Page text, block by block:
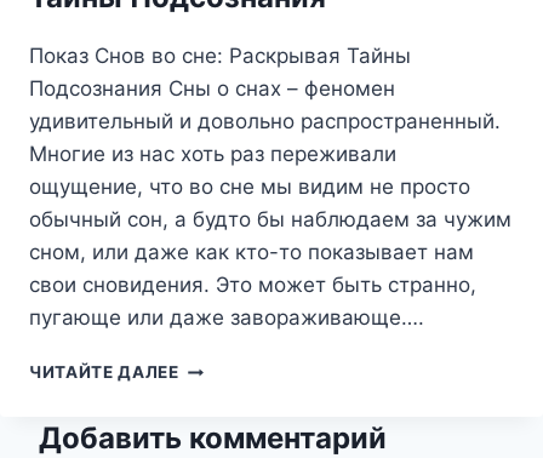
СОН
ПРОФЕССИОНАЛОМ
Показ Снов во сне: Раскрывая Тайны
Подсознания Сны о снах – феномен
удивительный и довольно распространенный.
Многие из нас хоть раз переживали
ощущение, что во сне мы видим не просто
обычный сон, а будто бы наблюдаем за чужим
сном, или даже как кто-то показывает нам
свои сновидения. Это может быть странно,
пугающе или даже завораживающе….
ЧИТАЙТЕ ДАЛЕЕПОКАЗ
СНЕ:
Добавить комментарий